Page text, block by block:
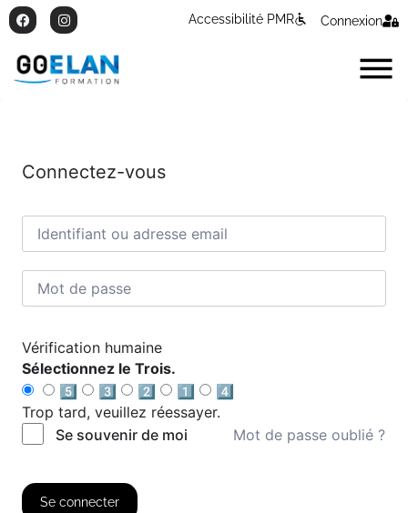
Accessibilité PMR Connexion
Connectez-vous
Vérification humaine
Sélectionnez le Trois.
5️⃣
3️⃣ 2️⃣ 1️⃣
4️⃣
Trop tard, veuillez réessayer.
Se souvenir de moi
Mot de passe oublié ?
Se connecter